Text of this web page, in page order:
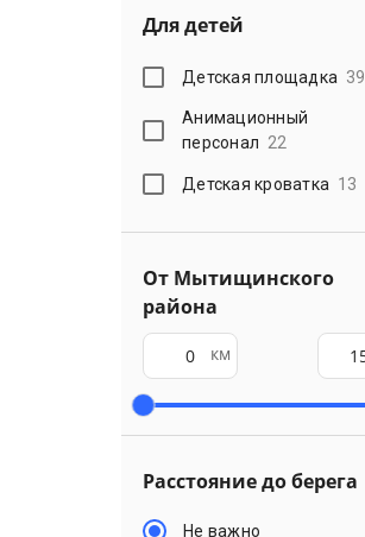
Для детей
Детская площадка 39
Анимационный
персонал 22
Детская кроватка 13
От Мытищинского
района
км
Расстояние до берега
Не важно